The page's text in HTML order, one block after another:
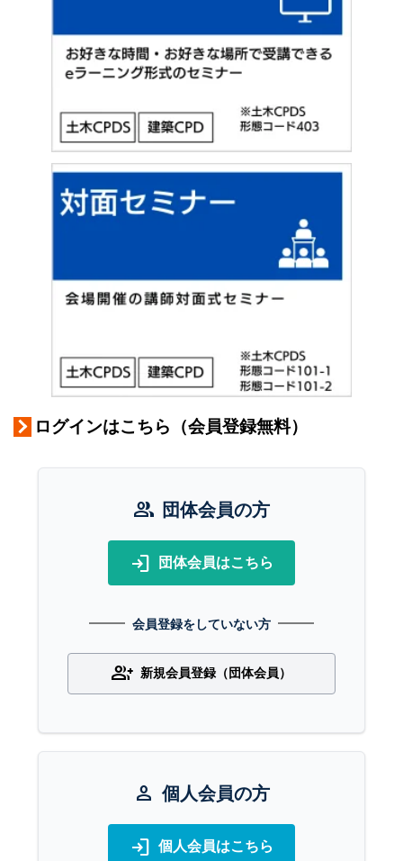
ログインはこちら（会員登録無料）
group 団体会員の方
login 団体会員はこちら
会員登録をしていない方
group_add 新規会員登録（団体会員）
person 個人会員の方
login 個人会員はこちら